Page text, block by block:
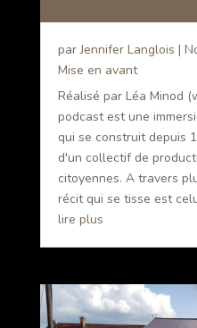
parJennifer Langlois |
Mise en avant
Réalisé par Léa Minod
podcast est une
qui se construit depuis
d'un collectif de
citoyennes. A travers
récit qui se tisse est
lire plus